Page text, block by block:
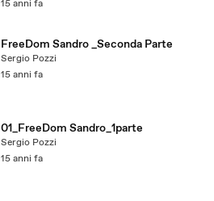
15 anni fa
FreeDom Sandro _Seconda Parte
Sergio Pozzi
15 anni fa
01_FreeDom Sandro_1parte
Sergio Pozzi
15 anni fa